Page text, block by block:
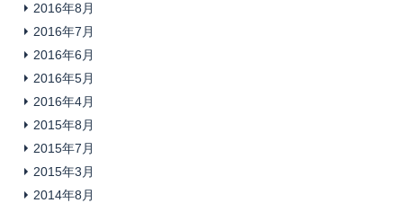
2016年8月
2016年7月
2016年6月
2016年5月
2016年4月
2015年8月
2015年7月
2015年3月
2014年8月